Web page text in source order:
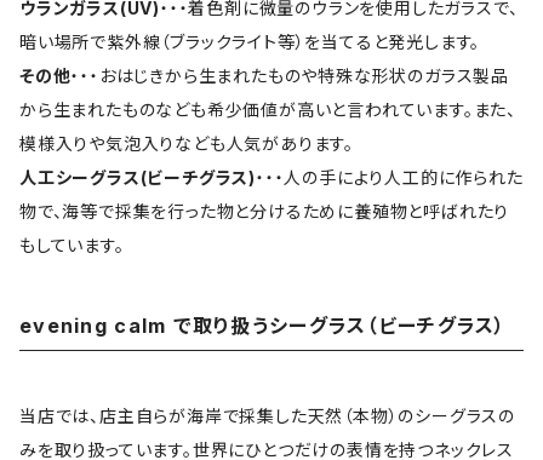
ウランガラス(UV)・・・着色剤に微量のウランを使用したガラスで、
暗い場所で紫外線（ブラックライト等）を当てると発光します。
その他・・・おはじきから生まれたものや特殊な形状のガラス製品
から生まれたものなども希少価値が高いと言われています。また、
模様入りや気泡入りなども人気があります。
人工シーグラス(ビーチグラス)・・・人の手により人工的に作られた
物で、海等で採集を行った物と分けるために養殖物と呼ばれたり
もしています。
evening calm で取り扱うシーグラス（ビーチグラス）
当店では、店主自らが海岸で採集した天然（本物）のシーグラスの
みを取り扱っています。世界にひとつだけの表情を持つネックレス